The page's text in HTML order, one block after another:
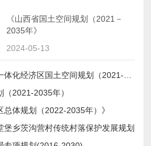
2035年》
2024-05-13
经济区国土空间规划（2021-2035年）》
2021-2035年）
总体规划（2022-2035年）》
堡乡茨沟营村传统村落保护发展规划